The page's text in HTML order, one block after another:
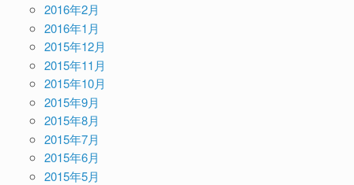
2016年2月
2016年1月
2015年12月
2015年11月
2015年10月
2015年9月
2015年8月
2015年7月
2015年6月
2015年5月